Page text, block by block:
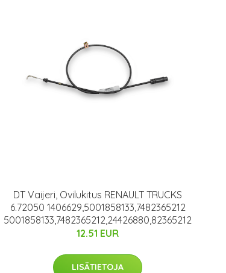
DT Vaijeri, Ovilukitus RENAULT TRUCKS
6.72050 1406629,5001858133,7482365212
5001858133,7482365212,24426880,82365212
12.51 EUR
LISÄTIETOJA